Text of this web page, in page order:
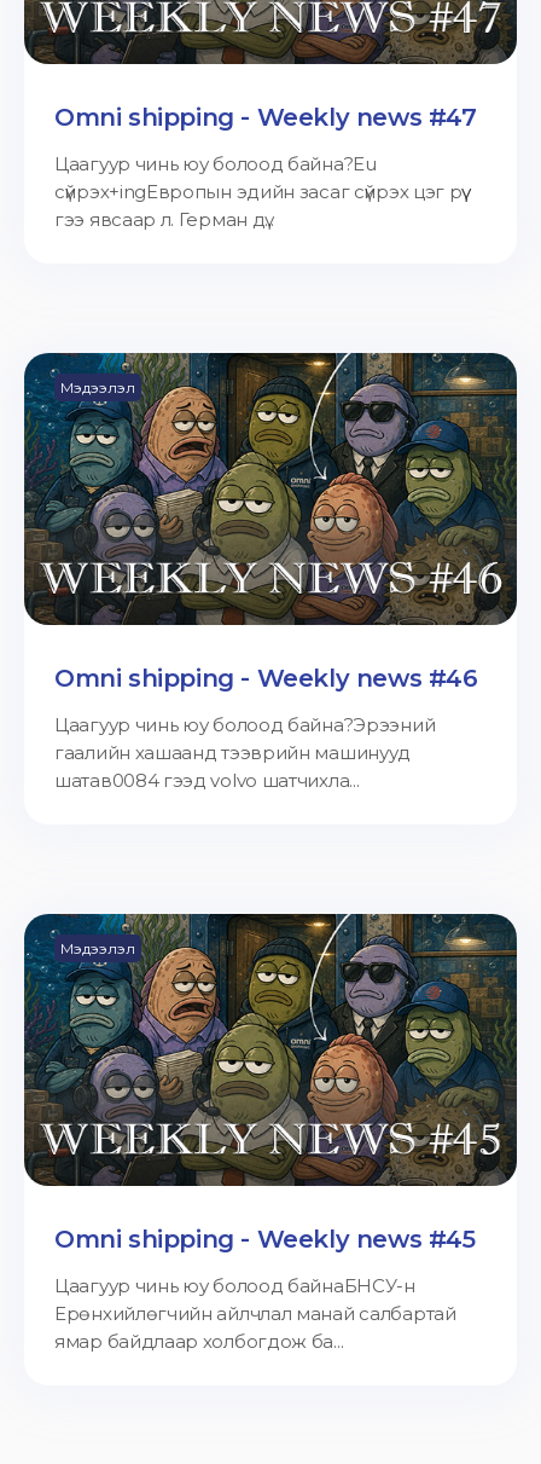
Omni shipping - Weekly news #47
Цаагуур чинь юу болоод байна?Eu
сүйрэх+ingЕвропын эдийн засаг сүйрэх цэг рүү
гээ явсаар л. Герман дү...
Мэдээлэл
Omni shipping - Weekly news #46
Цаагуур чинь юу болоод байна?Эрээний
гаалийн хашаанд тээврийн машинууд
шатав0084 гээд volvo шатчихла...
Мэдээлэл
Omni shipping - Weekly news #45
Цаагуур чинь юу болоод байнаБНСУ-н
Ерөнхийлөгчийн айлчлал манай салбартай
ямар байдлаар холбогдож ба...